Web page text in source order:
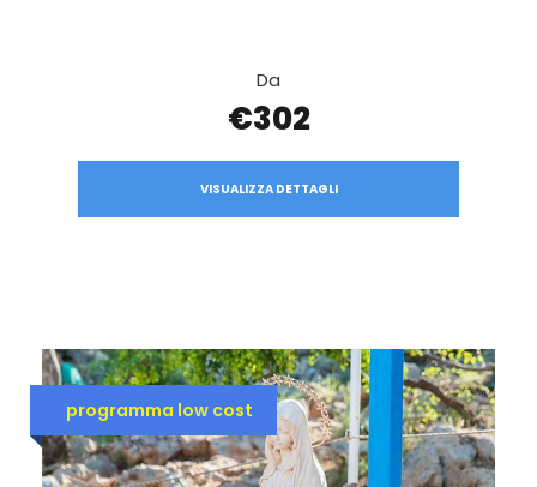
Da
€302
VISUALIZZA DETTAGLI
programma low cost